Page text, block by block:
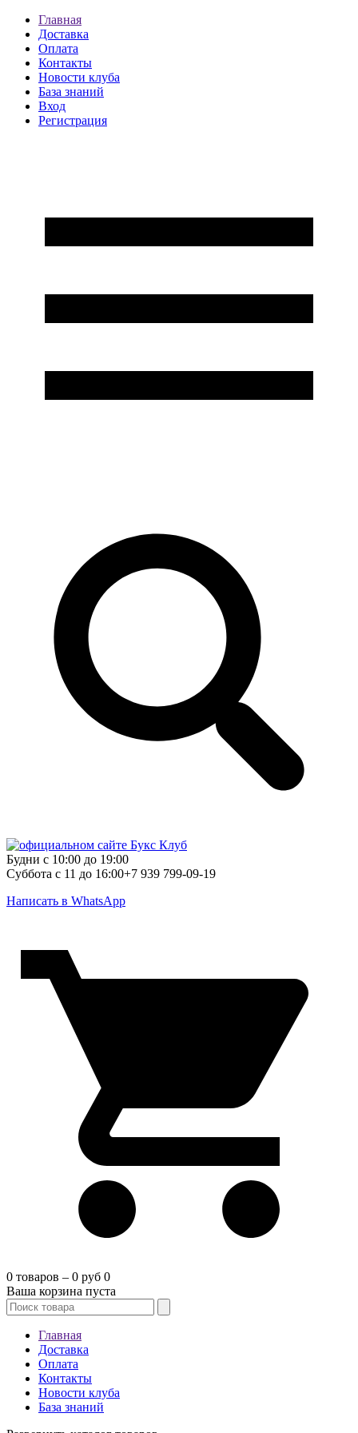
Главная
Доставка
Оплата
Контакты
Новости клуба
База знаний
Вход
Регистрация
Будни с 10:00 до 19:00
Суббота с 11 до 16:00+7 939 799-09-19
Написать в WhatsApp
0 товаров – 0 руб 0
Ваша корзина пуста
Главная
Доставка
Оплата
Контакты
Новости клуба
База знаний